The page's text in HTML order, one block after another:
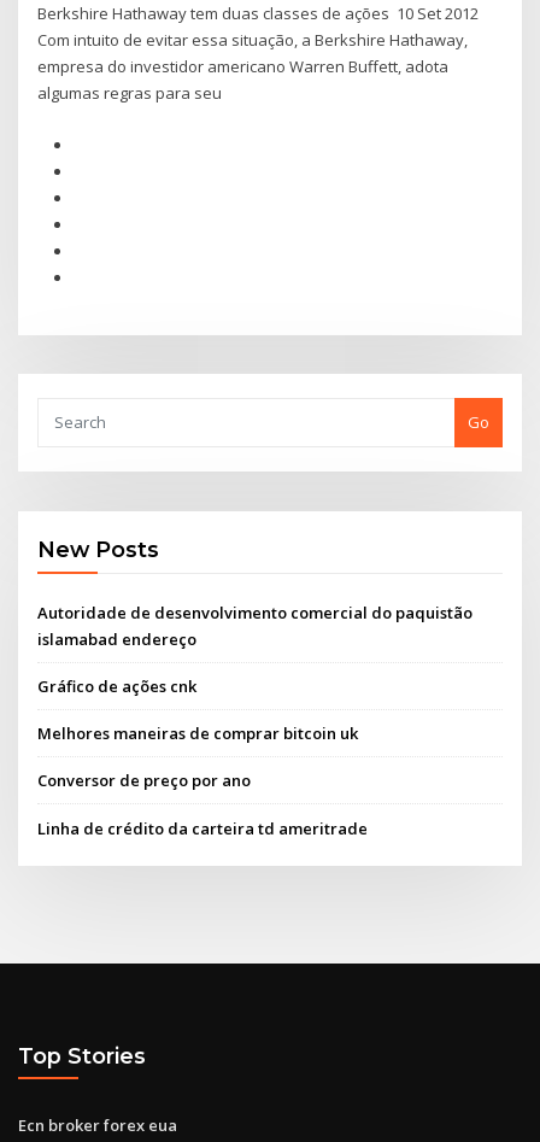
Berkshire Hathaway tem duas classes de ações 10 Set 2012
Com intuito de evitar essa situação, a Berkshire Hathaway,
empresa do investidor americano Warren Buffett, adota
algumas regras para seu
Go
New Posts
Autoridade de desenvolvimento comercial do paquistão
islamabad endereço
Gráfico de ações cnk
Melhores maneiras de comprar bitcoin uk
Conversor de preço por ano
Linha de crédito da carteira td ameritrade
Top Stories
Ecn broker forex eua